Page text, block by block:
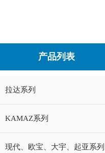
产品列表
拉达系列
KAMAZ系列
现代、欧宝、大宇、起亚系列